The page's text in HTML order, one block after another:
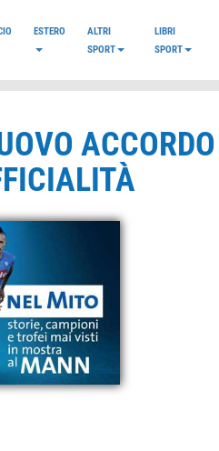
ESTERO
ALTRI
SPORT
LIBRI
SPORT